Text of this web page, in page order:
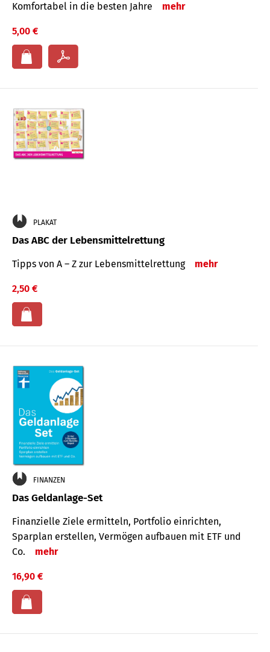
Komfortabel in die besten Jahre mehr
5,00 €
PLAKAT
Das ABC der Lebensmittelrettung
Tipps von A – Z zur Lebensmittelrettung mehr
2,50 €
FINANZEN
Das Geldanlage-Set
Finanzielle Ziele ermitteln, Portfolio einrichten,
Sparplan erstellen, Vermögen aufbauen mit ETF und
Co.
mehr
16,90 €